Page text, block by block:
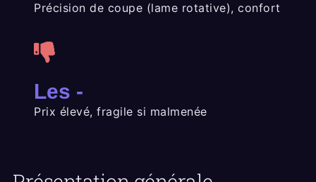
Précision de coupe (lame rotative), confort
Les -
Prix élevé, fragile si malmenée